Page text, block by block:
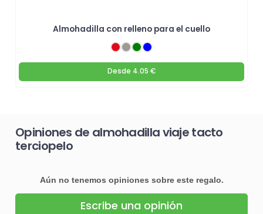
Almohadilla con relleno para el cuello
Desde 4.05 €
Opiniones de almohadilla viaje tacto
terciopelo
Aún no tenemos opiniones sobre este regalo.
Escribe una opinión